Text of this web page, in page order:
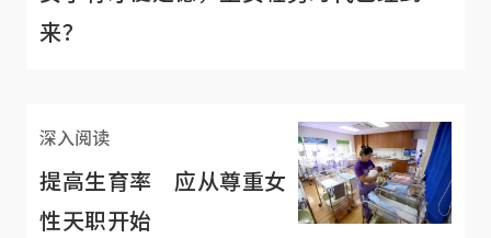
来？
深入阅读
提高生育率 应从尊重女
性天职开始